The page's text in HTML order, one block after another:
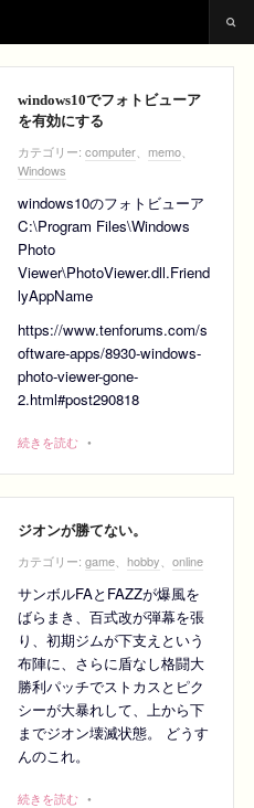
windows10でフォトビューア
を有効にする
カテゴリー: computer、 memo、
Windows
windows10のフォトビューア
C:\Program Files\Windows
Photo
Viewer\PhotoViewer.dll.Friend
lyAppName
https://www.tenforums.com/s
oftware-apps/8930-windows-
photo-viewer-gone-
2.html#post290818
続きを読む •
ジオンが勝てない。
カテゴリー: game、 hobby online
サンボルFAとFAZZが爆風を
ばらまき、百式改が弾幕を張
り、初期ジムが下支えという
布陣に、さらに盾なし格闘大
勝利パッチでストカスとピク
シーが大暴れして、上から下
までジオン壊滅状態。 どうす
んのこれ。
続きを読む •